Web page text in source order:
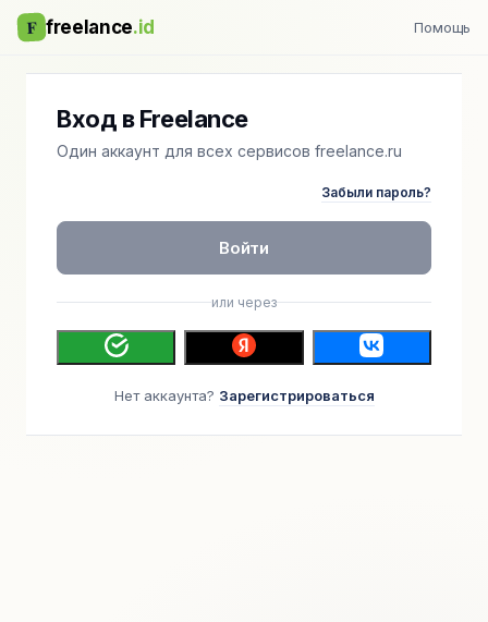
F freelance.id Помощь
Вход в Freelance
Один аккаунт для всех сервисов freelance.ru
Забыли пароль?
Войти
или через
Нет аккаунта? Зарегистрироваться